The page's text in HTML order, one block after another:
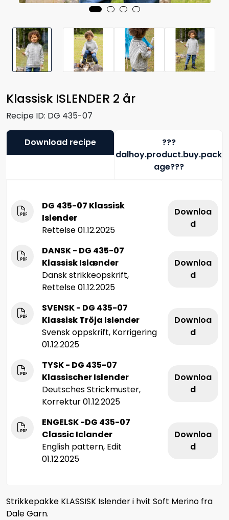
Klassisk ISLENDER 2 år
Recipe ID: DG 435-07
Download recipe
???
dalhoy.product.buy.pack
age???
DG 435-07 Klassisk
Islender
Rettelse 01.12.2025
Downloa
d
DANSK - DG 435-07
Klassisk Islænder
Dansk strikkeopskrift,
Rettelse 01.12.2025
Downloa
d
SVENSK - DG 435-07
Klassisk Tröja Islender
Svensk oppskrift, Korrigering
01.12.2025
Downloa
d
TYSK - DG 435-07
Klassischer Islender
Deutsches Strickmuster,
Korrektur 01.12.2025
Downloa
d
ENGELSK -DG 435-07
Classic Iclander
English pattern, Edit
01.12.2025
Downloa
d
Strikkepakke KLASSISK Islender i hvit Soft Merino fra
Dale Garn.